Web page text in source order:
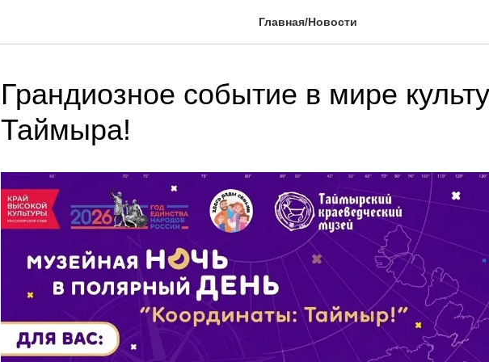
Главная/Новости
Грандиозное событие в мире
Таймыра!